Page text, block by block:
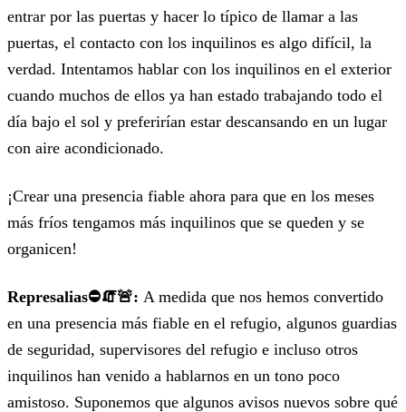
entrar por las puertas y hacer lo típico de llamar a las
puertas, el contacto con los inquilinos es algo difícil, la
verdad. Intentamos hablar con los inquilinos en el exterior
cuando muchos de ellos ya han estado trabajando todo el
día bajo el sol y preferirían estar descansando en un lugar
con aire acondicionado.
¡Crear una presencia fiable ahora para que en los meses
más fríos tengamos más inquilinos que se queden y se
organicen!
Represalias⛔️🧯🚨: A medida que nos hemos convertido
en una presencia más fiable en el refugio, algunos guardias
de seguridad, supervisores del refugio e incluso otros
inquilinos han venido a hablarnos en un tono poco
amistoso. Suponemos que algunos avisos nuevos sobre qué